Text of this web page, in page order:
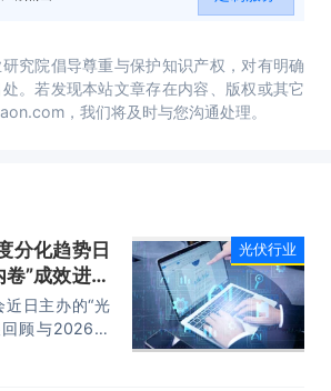
究院倡导尊重与保护知识产权，对有明确
。若发现本站文章存在内容、版权或其它
，我们将及时与您沟通处理。
分化趋势日
”成效进一
日主办的“光
顾与2026年
中国光伏行业
光伏行业